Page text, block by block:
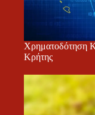
Χρηματοδότηση
Κρήτης